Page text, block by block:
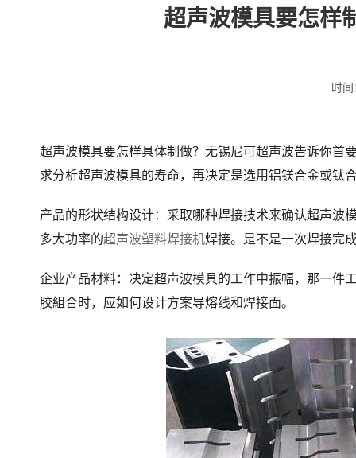
超声波模具要怎样
时
超声波模具要怎样具体制做？无锡尼可超声波告诉你首
求分析超声波模具的寿命，再决定是选用铝镁合金或钛
产品的形状结构设计：采取哪种焊接技术来确认超声波
多大功率的超声波塑料焊接机焊接。是不是一次焊接完
企业产品材料：决定超声波模具的工作中振幅，那一件
胶組合时，应如何设计方案导熔线和焊接面。